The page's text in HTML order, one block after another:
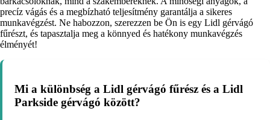
precíz vágás és a megbízható teljesítmény garantálja a sikeres
munkavégzést. Ne habozzon, szerezzen be Ön is egy Lidl gérvágó
fűrészt, és tapasztalja meg a könnyed és hatékony munkavégzés
élményét!
Mi a különbség a Lidl gérvágó fűrész és a Lidl
Parkside gérvágó között?